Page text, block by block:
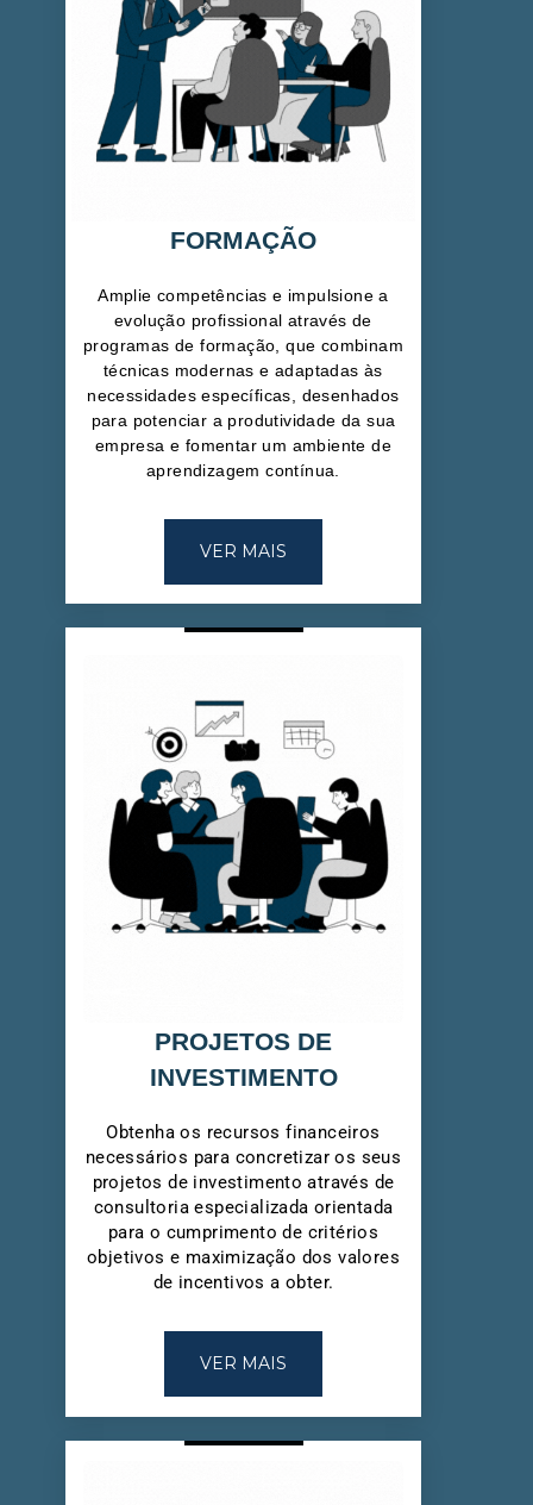
FORMAÇÃO
Amplie competências e impulsione a
evolução profissional através de
programas de formação, que combinam
técnicas modernas e adaptadas às
necessidades específicas, desenhados
para potenciar a produtividade da sua
empresa e fomentar um ambiente de
aprendizagem contínua.
VER MAIS
PROJETOS DE
INVESTIMENTO
Obtenha os recursos financeiros
necessários para concretizar os seus
projetos de investimento através de
consultoria especializada orientada
para o cumprimento de critérios
objetivos e maximização dos valores
de incentivos a obter.
VER MAIS